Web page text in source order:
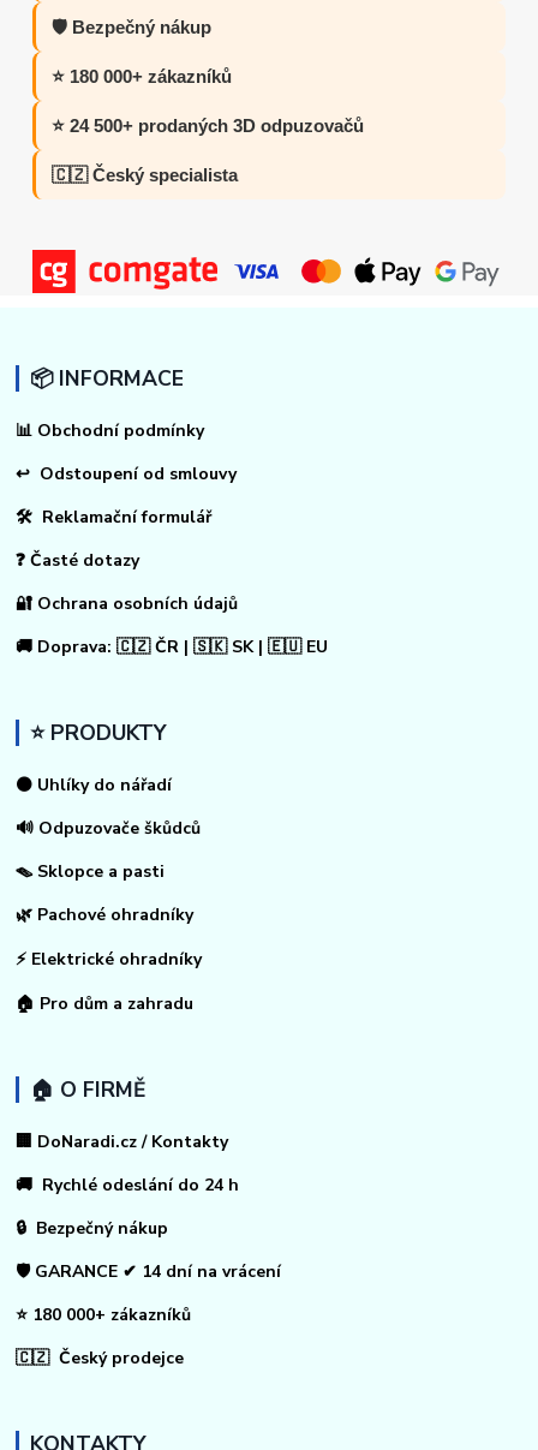
🛡️ Bezpečný nákup
⭐ 180 000+ zákazníků
⭐ 24 500+ prodaných 3D odpuzovačů
🇨🇿 Český specialista
📦 INFORMACE
📊 Obchodní podmínky
↩ Odstoupení od smlouvy
🛠 Reklamační formulář
❓ Časté dotazy
🔐 Ochrana osobních údajů
🚚 Doprava: 🇨🇿 ČR | 🇸🇰 SK | 🇪🇺 EU
⭐ PRODUKTY
⚫ Uhlíky do nářadí
🔊 Odpuzovače škůdců
🪤 Sklopce a pasti
🌿 Pachové ohradníky
⚡ Elektrické ohradníky
🏠 Pro dům a zahradu
🏠 O FIRMĚ
🏢 DoNaradi.cz / Kontakty
🚚 Rychlé odeslání do 24 h
🔒 Bezpečný nákup
🛡️ GARANCE ✔ 14 dní na vrácení
⭐ 180 000+ zákazníků
🇨🇿 Český prodejce
KONTAKTY